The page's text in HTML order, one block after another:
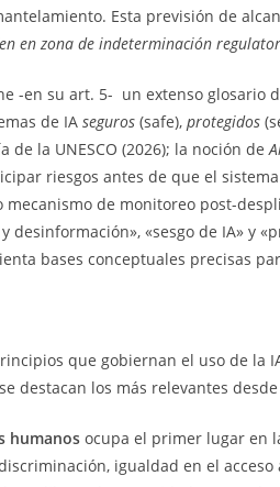
Esta previsión de
en zona de indeterminación
-en su art. 5- un extenso glosario
de IA seguros (safe), protegidos
la UNESCO (2026); la noción de
riesgos antes de que el
mecanismo de monitoreo post-
desinformación», «sesgo de IA» y
bases conceptuales precisas
que gobiernan el uso de la
destacan los más relevantes
humanos ocupa el primer lugar en
igualdad en el